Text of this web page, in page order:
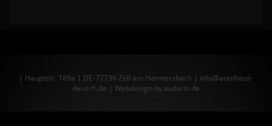
| Hauptstr. 189a | DE-77736 Zell am Harmersbach | info@autohaus-
deusch.de | Webdesign by audaris.de